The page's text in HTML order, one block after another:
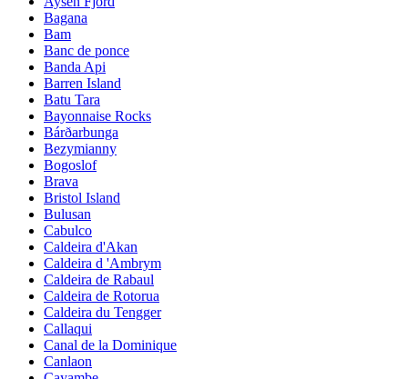
Bagana
Bam
Banc de ponce
Banda Api
Barren Island
Batu Tara
Bayonnaise Rocks
Bárðarbunga
Bezymianny
Bogoslof
Brava
Bristol Island
Bulusan
Cabulco
Caldeira d'Akan
Caldeira d 'Ambrym
Caldeira de Rabaul
Caldeira de Rotorua
Caldeira du Tengger
Callaqui
Canal de la Dominique
Canlaon